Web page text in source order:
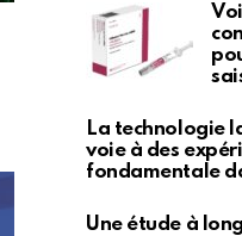
La technologie
voie à des
fondamentale
Une étude à